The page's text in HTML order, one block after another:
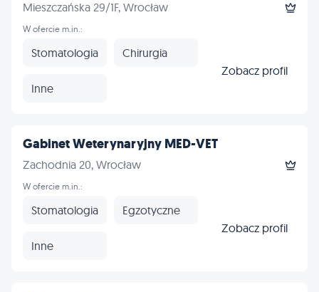
Mieszczańska 29/1F, Wrocław
W ofercie m.in.:
Stomatologia Chirurgia
Inne
Zobacz profil
Gabinet Weterynaryjny MED-VET
Zachodnia 20, Wrocław
W ofercie m.in.:
Stomatologia Egzotyczne
Inne
Zobacz profil